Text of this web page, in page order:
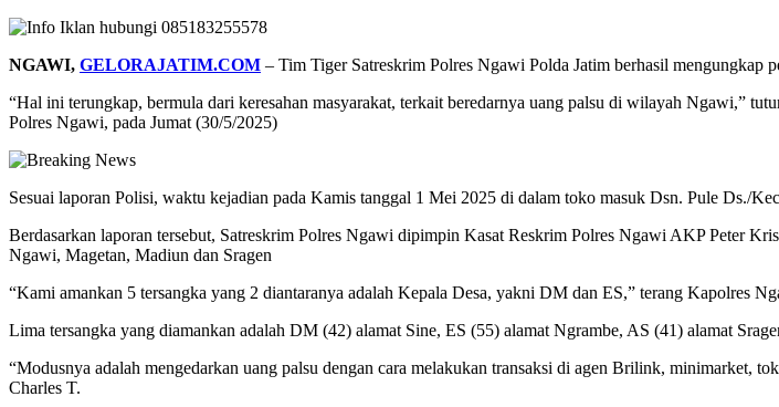
NGAWI, GELORAJATIM.COM – Tim Tiger Satreskrim Polres Ngawi Polda Jatim berhasil mengungkap
“Hal ini terungkap, bermula dari keresahan masyarakat, terkait beredarnya uang palsu di wilayah Ngawi,”
Polres Ngawi, pada Jumat (30/5/2025)
Sesuai laporan Polisi, waktu kejadian pada Kamis tanggal 1 Mei 2025 di dalam toko masuk Dsn. Pule Ds./
Berdasarkan laporan tersebut, Satreskrim Polres Ngawi dipimpin Kasat Reskrim Polres Ngawi AKP Peter
Ngawi, Magetan, Madiun dan Sragen
“Kami amankan 5 tersangka yang 2 diantaranya adalah Kepala Desa, yakni DM dan ES,” terang Kapolres
Lima tersangka yang diamankan adalah DM (42) alamat Sine, ES (55) alamat Ngrambe, AS (41) alamat
“Modusnya adalah mengedarkan uang palsu dengan cara melakukan transaksi di agen Brilink,
Charles T.